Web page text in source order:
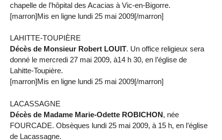
chapelle de l’hôpital des Acacias à Vic-en-Bigorre.
[marron]Mis en ligne lundi 25 mai 2009[/marron]
LAHITTE-TOUPIÈRE
Décès de Monsieur Robert LOUIT. Un office religieux sera
donné le mercredi 27 mai 2009, à14 h 30, en l’église de
Lahitte-Toupière.
[marron]Mis en ligne lundi 25 mai 2009[/marron]
LACASSAGNE
Décès de Madame Marie-Odette ROBICHON, née
FOURCADE. Obsèques lundi 25 mai 2009, à 15 h, en l’église
de Lacassagne.